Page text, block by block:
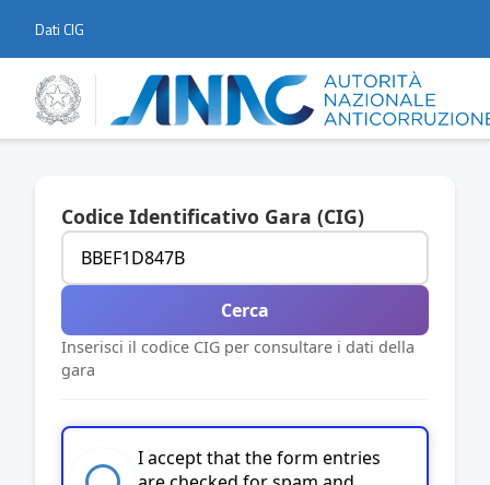
Dati CIG
Codice Identificativo Gara (CIG)
Cerca
Inserisci il codice CIG per consultare i dati della
gara
I accept that the form entries